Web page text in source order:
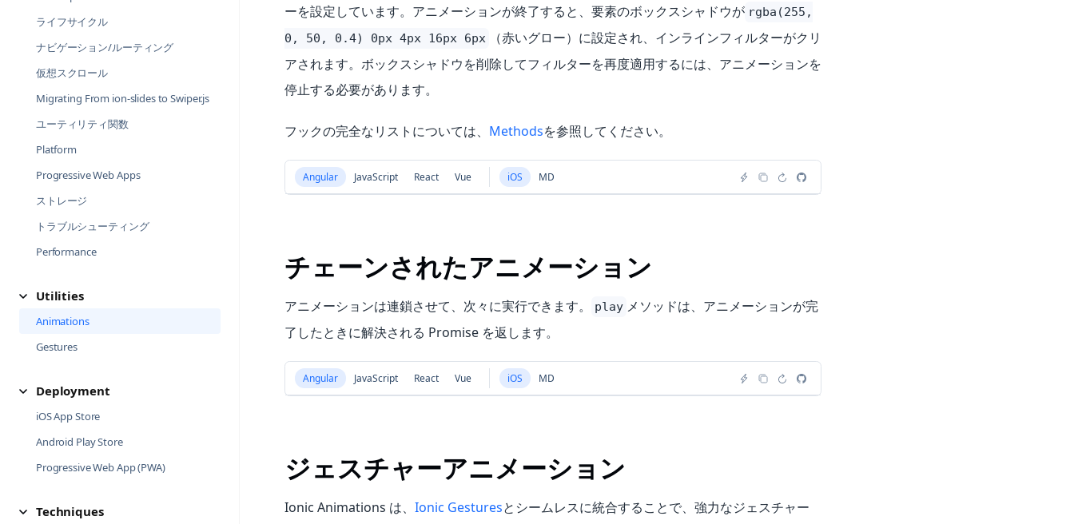
ライフサイクル
ナビゲーション/ルーティング
仮想スクロール
Migrating From ion-slides to Swiper.js
ユーティリティ関数
Platform
Progressive Web Apps
ストレージ
トラブルシューティング
Performance
Utilities
Animations
Gestures
Deployment
iOS App Store
Android Play Store
Progressive Web App (PWA)
Techniques
ーを設定しています。アニメーションが終了すると、要素のボックスシャドウが rgba(255,
0, 50, 0.4) 0px 4px 16px 6px
（赤いグロー）に設定され、インラインフィルターがクリ
アされます。ボックスシャドウを削除してフィルターを再度適用するには、アニメーションを
停止する必要があります。
フックの完全なリストについては、 Methodsを参照してください。
Angular JavaScript React Vue iOS MD
チェーンされたアニメーション
アニメーションは連鎖させて、次々に実行できます。 play メソッドは、アニメーションが完
了したときに解決される Promise を返します。
Angular JavaScript React Vue iOS MD
ジェスチャーアニメーション
Ionic Animations は、 Ionic Gesturesとシームレスに統合することで、強力なジェスチャー